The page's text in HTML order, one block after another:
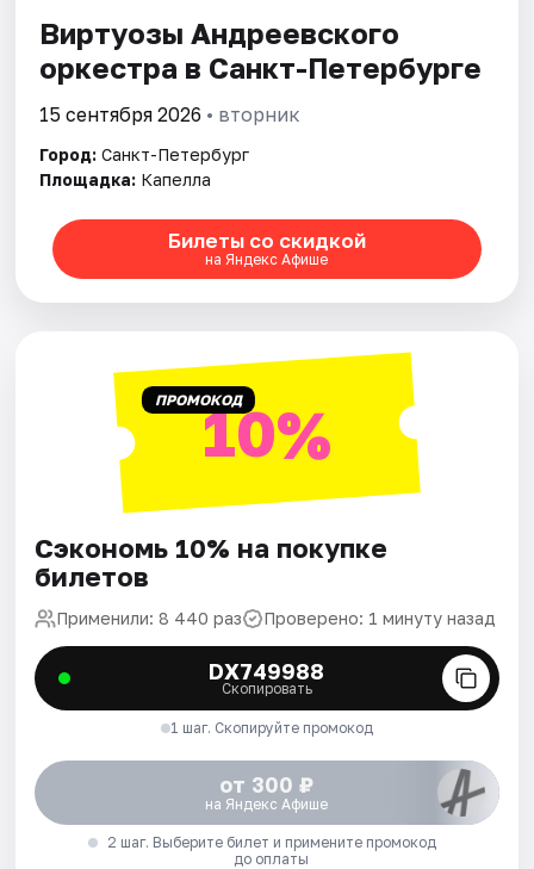
Площадки
Артисты
Виртуозы Андреевского
оркестра в Санкт-Петербурге
15 сентября 2026 • вторник
Город: Санкт-Петербург
Площадка: Капелла
Билеты со скидкой
на Яндекс Афише
ПРОМОКОД10%
Сэкономь 10% на покупке
билетов
Применили: 8 440 раз Проверено: 1 минуту назад
DX749988
Скопировать
1 шаг. Скопируйте промокод
от 300 ₽
на Яндекс Афише
2 шаг. Выберите билет и примените промокод
до оплаты